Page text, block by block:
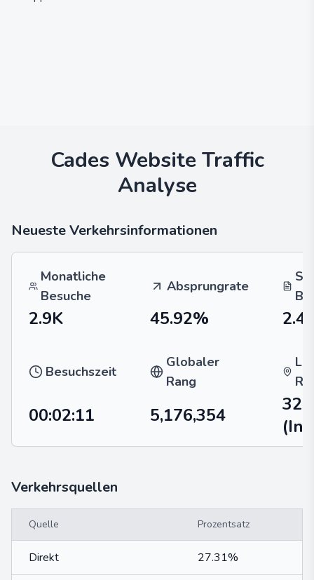
Cades Website Traffic
Analyse
Neueste Verkehrsinformationen
Monatliche
Besuche
Absprungrate
2.9K 45.92%
Besuchszeit
Globaler
Rang
00:02:11 5,176,354
Verkehrsquellen
Quelle Prozentsatz
Direkt 27.31%